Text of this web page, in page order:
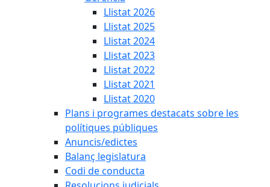
Llistat 2026
Llistat 2025
Llistat 2024
Llistat 2023
Llistat 2022
Llistat 2021
Llistat 2020
Plans i programes destacats sobre les
polítiques públiques
Anuncis/edictes
Balanç legislatura
Codi de conducta